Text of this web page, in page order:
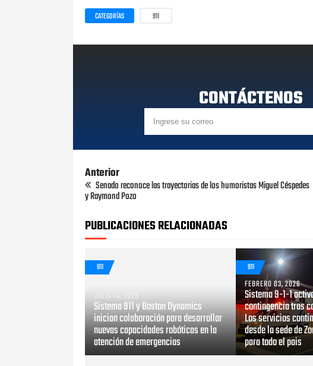
CATEGORÍAS 911
CONTÁCTENOS
Anterior
Senado reconoce las trayectorias de los humoristas Miguel Céspedes
y Raymond Pozo
PUBLICACIONES RELACIONADAS
911
JULIO 14, 2026
Sistema 911 y Boston Dynamics
inician colaboración para desarrollar
nuevas capacidades robóticas en la
atención de emergencias
911
FEBRERO 03, 2026
Sistema 9-1-1
contingencia tras
Los servicios
desde la sede de
para todo el pais